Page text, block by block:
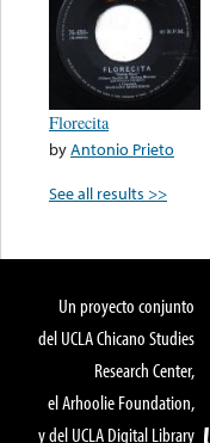
Florecita
byAntonio Prieto
See all results >>
Un proyecto conjunto
del UCLA Chicano Studies
Research Center,
el Arhoolie Foundation,
y del UCLA Digital Library